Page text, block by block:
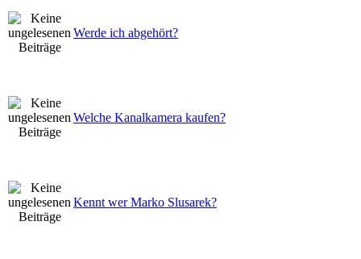
Werde ich abgehört?
Welche Kanalkamera kaufen?
Kennt wer Marko Slusarek?